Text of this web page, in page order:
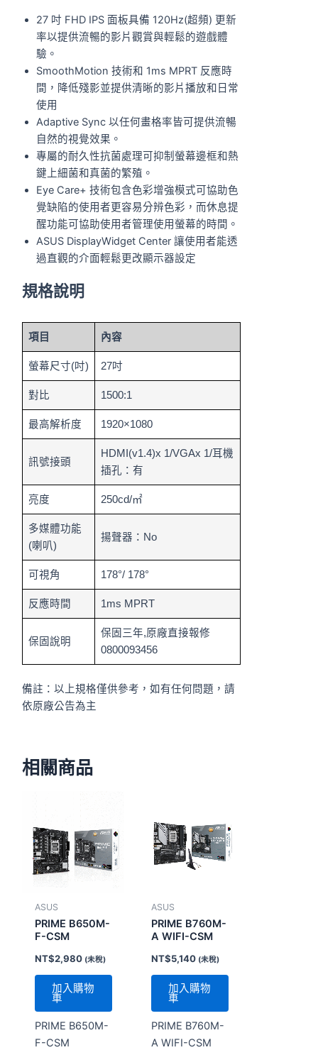
27 吋 FHD IPS 面板具備 120Hz(超頻) 更新
率以提供流暢的影片觀賞與輕鬆的遊戲體
驗。
SmoothMotion 技術和 1ms MPRT 反應時
間，降低殘影並提供清晰的影片播放和日常
使用
Adaptive Sync 以任何畫格率皆可提供流暢
自然的視覺效果。
專屬的耐久性抗菌處理可抑制螢幕邊框和熱
鍵上細菌和真菌的繁殖。
Eye Care+ 技術包含色彩增強模式可協助色
覺缺陷的使用者更容易分辨色彩，而休息提
醒功能可協助使用者管理使用螢幕的時間。
ASUS DisplayWidget Center 讓使用者能透
過直觀的介面輕鬆更改顯示器設定
規格說明
項目 內容
螢幕尺寸(吋) 27吋
對比 1500:1
最高解析度 1920×1080
訊號接頭
HDMI(v1.4)x 1/VGAx 1/耳機
插孔：有
亮度 250cd/㎡
多媒體功能
(喇叭)
揚聲器：No
可視角 178°/ 178°
反應時間 1ms MPRT
保固說明
保固三年,原廠直接報修
0800093456
備註：以上規格僅供參考，如有任何問題，請
依原廠公告為主
相關商品
ASUS
PRIME B650M-
F-CSM
NT$2,980 (未稅)
加入購物
車
PRIME B650M-
F-CSM
ASUS
PRIME B760M-
A WIFI-CSM
NT$5,140 (未稅)
加入購物
車
PRIME B760M-
A WIFI-CSM